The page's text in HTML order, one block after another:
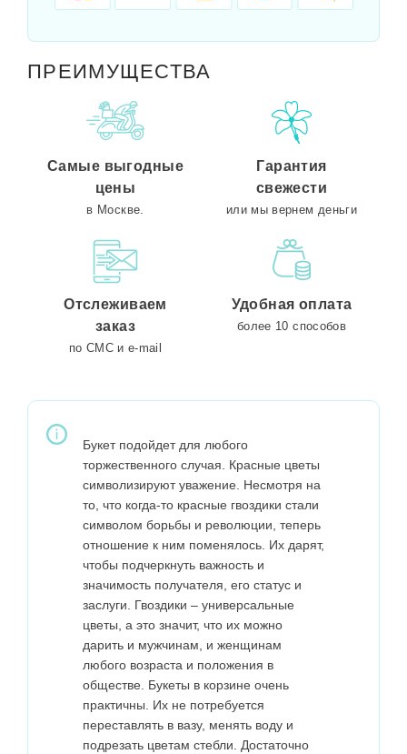
ПРЕИМУЩЕСТВА
Самые выгодные
цены
в Москве.
Гарантия
свежести
или мы вернем деньги
Отслеживаем
заказ
по СМС и e-mail
Удобная оплата
более 10 способов
Букет подойдет для любого
торжественного случая. Красные цветы
символизируют уважение. Несмотря на
то, что когда-то красные гвоздики стали
символом борьбы и революции, теперь
отношение к ним поменялось. Их дарят,
чтобы подчеркнуть важность и
значимость получателя, его статус и
заслуги. Гвоздики – универсальные
цветы, а это значит, что их можно
дарить и мужчинам, и женщинам
любого возраста и положения в
обществе. Букеты в корзине очень
практичны. Их не потребуется
переставлять в вазу, менять воду и
подрезать цветам стебли. Достаточно